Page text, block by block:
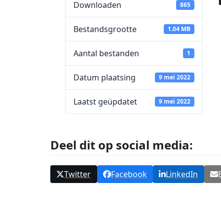
Downloaden 865
Bestandsgrootte 1.04 MB
Aantal bestanden 1
Datum plaatsing 9 mei 2022
Laatst geüpdatet 9 mei 2022
Deel dit op social media:
Twitter Facebook LinkedIn